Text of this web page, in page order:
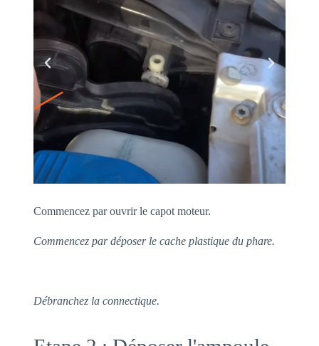
Commencez par ouvrir le capot moteur.
Commencez par déposer le cache plastique du phare.
Débranchez la connectique.